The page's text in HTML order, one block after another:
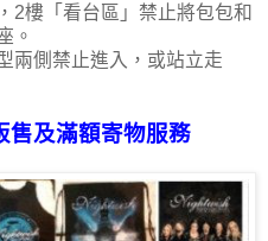
2樓「看台區」禁止將包包和
。
兩側禁止進入，或站立走
售及滿額寄物服務